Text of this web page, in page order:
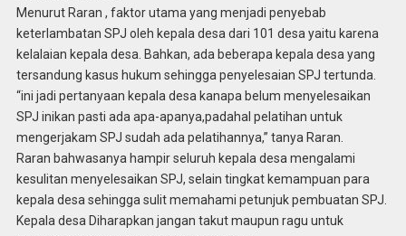
Menurut Raran , faktor utama yang menjadi penyebab
keterlambatan SPJ oleh kepala desa dari 101 desa yaitu karena
kelalaian kepala desa. Bahkan, ada beberapa kepala desa yang
tersandung kasus hukum sehingga penyelesaian SPJ tertunda.
“ini jadi pertanyaan kepala desa kanapa belum menyelesaikan
SPJ inikan pasti ada apa-apanya,padahal pelatihan untuk
mengerjakam SPJ sudah ada pelatihannya,” tanya Raran.
Raran bahwasanya hampir seluruh kepala desa mengalami
kesulitan menyelesaikan SPJ, selain tingkat kemampuan para
kepala desa sehingga sulit memahami petunjuk pembuatan SPJ.
Kepala desa Diharapkan jangan takut maupun ragu untuk